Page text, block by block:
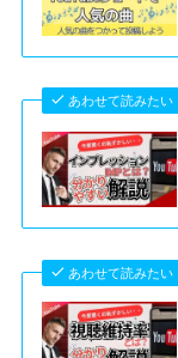
あわせて読みたい
あわせて読みたい